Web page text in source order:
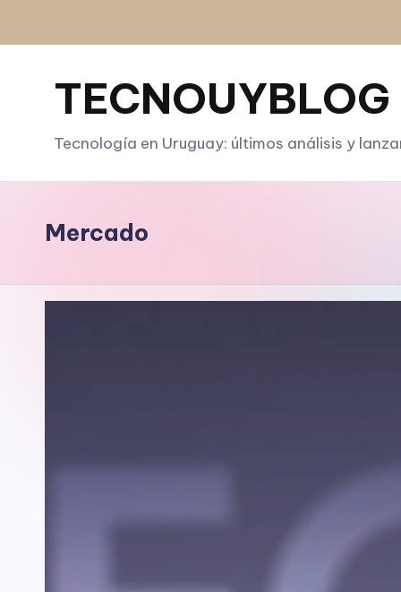
Saltar
TECNOUYBLOG
Tecnología en Uruguay: últimos análisis y
Mercado